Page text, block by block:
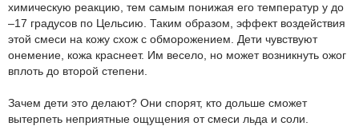
химическую реакцию, тем самым понижая его температур у до
–17 градусов по Цельсию. Таким образом, эффект воздействия
этой смеси на кожу схож с обморожением. Дети чувствуют
онемение, кожа краснеет. Им весело, но может возникнуть ожог
вплоть до второй степени.
Зачем дети это делают? Они спорят, кто дольше сможет
вытерпеть неприятные ощущения от смеси льда и соли.